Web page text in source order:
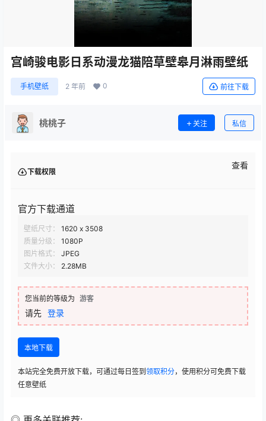
宫崎骏电影日系动漫龙猫陪草壁皋月淋雨壁纸
手机壁纸 2 年前 0 前往下载
桃桃子 关注 私信
下载权限
查看
官方下载通道
壁纸尺寸：
1620 x 3508
质量分级：
1080P
图片格式：
JPEG
文件大小：
2.28MB
您当前的等级为 游客
请先 登录
本地下载
本站完全免费开放下载，可通过每日签到 领取积分，使用积分可免费下载
任意壁纸